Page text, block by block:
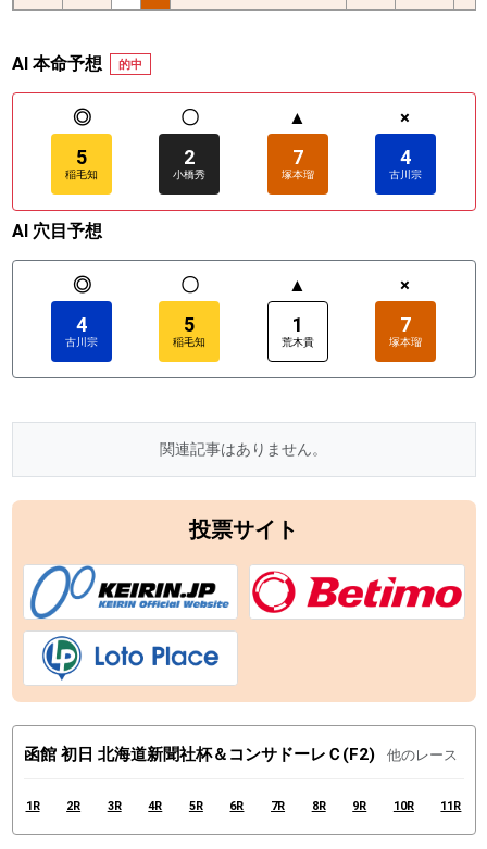
AI 本命予想 的中
◎
5
稲毛知
〇
2
小橋秀
▲
7
塚本瑠
×
4
古川宗
AI 穴目予想
◎
4
古川宗
〇
5
稲毛知
▲
1
荒木貴
×
7
塚本瑠
関連記事はありません。
投票サイト
函館 初日 北海道新聞社杯＆コンサドーレＣ(F2) 他のレース
1R 2R 3R 4R 5R 6R 7R 8R 9R 10R 11R